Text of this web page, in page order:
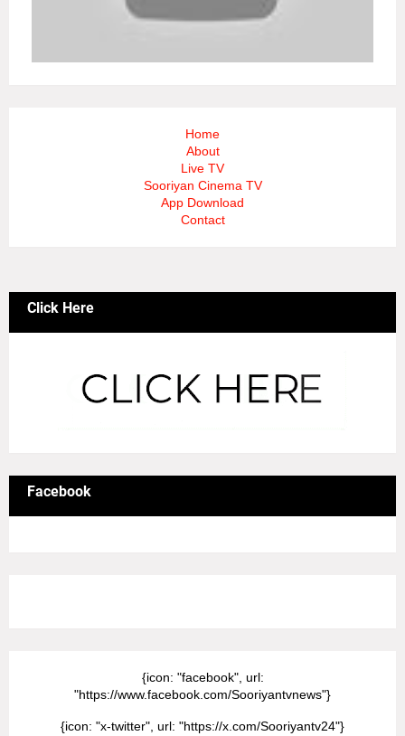
Home
About
Live TV
Sooriyan Cinema TV
App Download
Contact
Click Here
Facebook
{icon: "facebook", url:
"https://www.facebook.com/Sooriyantvnews"}
{icon: "x-twitter", url: "https://x.com/Sooriyantv24"}